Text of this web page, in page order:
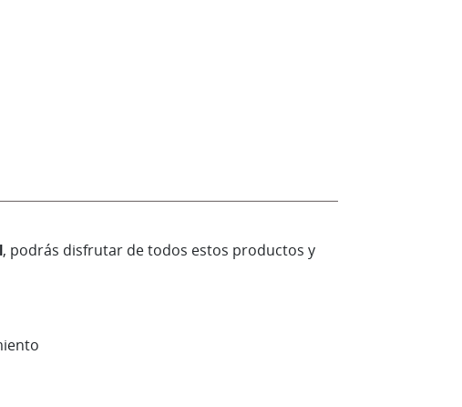
, podrás disfrutar de todos estos productos y